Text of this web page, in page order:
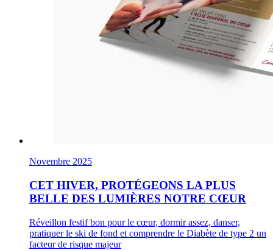
Novembre 2025
CET HIVER, PROTÉGEONS LA PLUS
BELLE DES LUMIÈRES NOTRE CŒUR
Réveillon festif bon pour le cœur, dormir assez, danser,
pratiquer le ski de fond et comprendre le Diabète de type 2 un
facteur de risque majeur